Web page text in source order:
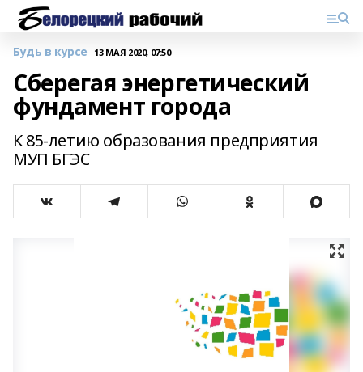
Будь в курсе 13 МАЯ 2020, 07:50
Сберегая энергетический
фундамент города
К 85-летию образования предприятия
МУП БГЭС